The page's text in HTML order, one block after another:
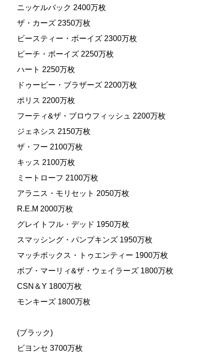
ニッケルバック 2400万枚
ザ・カーズ 2350万枚
ビースティー・ボーイズ 2300万枚
ビーチ・ボーイズ 2250万枚
ハート 2250万枚
ドゥービー・ブラザーズ 2200万枚
ポリス 2200万枚
フーティ&ザ・ブロウフィッシュ 2200万枚
ジェネシス 2150万枚
ザ・フー 2100万枚
キッス 2100万枚
ミートローフ 2100万枚
アラニス・モリセット 2050万枚
R.E.M 2000万枚
グレイトフル・デッド 1950万枚
スマッシング・パンプキンズ 1950万枚
マッチボックス・トゥエンティー 1900万枚
ボブ・マーリィ&ザ・ウェイラーズ 1800万枚
CSN＆Y 1800万枚
モンキーズ 1800万枚
(ブラック)
ビヨンセ 3700万枚